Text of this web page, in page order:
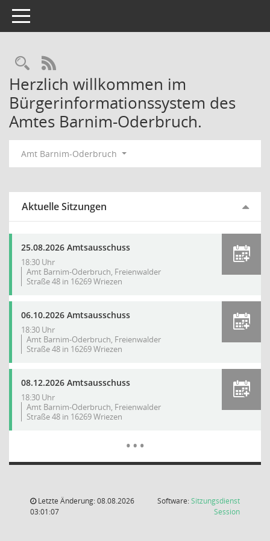
Toggle navigation
Rechercheauswahl
RSS-Feed
Herzlich willkommen im
Bürgerinformationssystem des
Amtes Barnim-Oderbruch.
Amt Barnim-Oderbruch
Aktuelle Sitzungen
25.08.2026 Amtsausschuss
18:30 Uhr
Amt Barnim-Oderbruch, Freienwalder
Straße 48 in 16269 Wriezen
06.10.2026 Amtsausschuss
18:30 Uhr
Amt Barnim-Oderbruch, Freienwalder
Straße 48 in 16269 Wriezen
08.12.2026 Amtsausschuss
18:30 Uhr
Amt Barnim-Oderbruch, Freienwalder
Straße 48 in 16269 Wriezen
…
Letzte Änderung: 08.08.2026
03:01:07
Software:Sitzungsdienst
Session(Wird in